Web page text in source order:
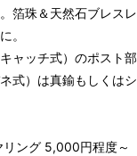
箔珠＆天然石ブレス
。
ャッチ式）のポスト
式）は真鍮もしくは
ング 5,000円程度～